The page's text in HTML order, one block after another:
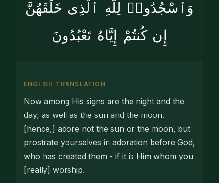
وَٱسْجُدُوا۟ لِلَّهِ ٱلَّذِى خَلَقَهُنَّ
إِن كُنتُمْ إِيَّاهُ تَعْبُدُونَ
ENGLISH TRANSLATION
Now among His signs are the night and the
day, as well as the sun and the moon:
[hence,] adore not the sun or the moon, but
prostrate yourselves in adoration before God,
who has created them - if it is Him whom you
[really] worship.